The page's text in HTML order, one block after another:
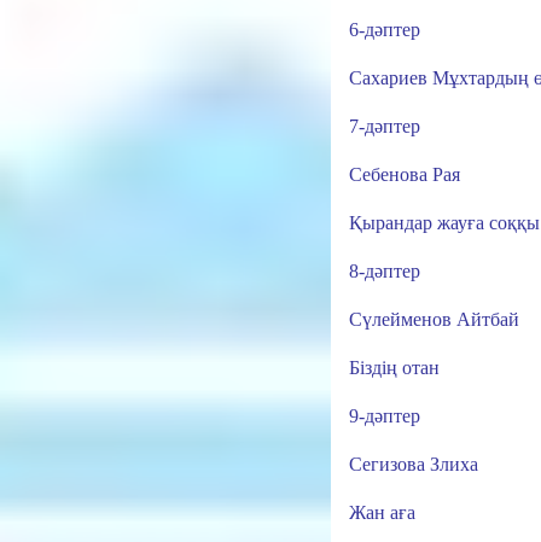
6-дәптер
Сахариев Мұхтардың
7-дәптер
Себенова Рая
Қырандар жауға соққы
8-дәптер
Сүлейменов Айтбай
Біздің отан
9-дәптер
Сегизова Злиха
Жан аға